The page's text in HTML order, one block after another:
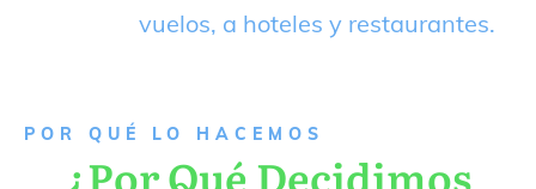
vuelos, a hoteles y restaurantes.
P OR QUÉ LO HACEMOS
¿Por Qué Decidimos